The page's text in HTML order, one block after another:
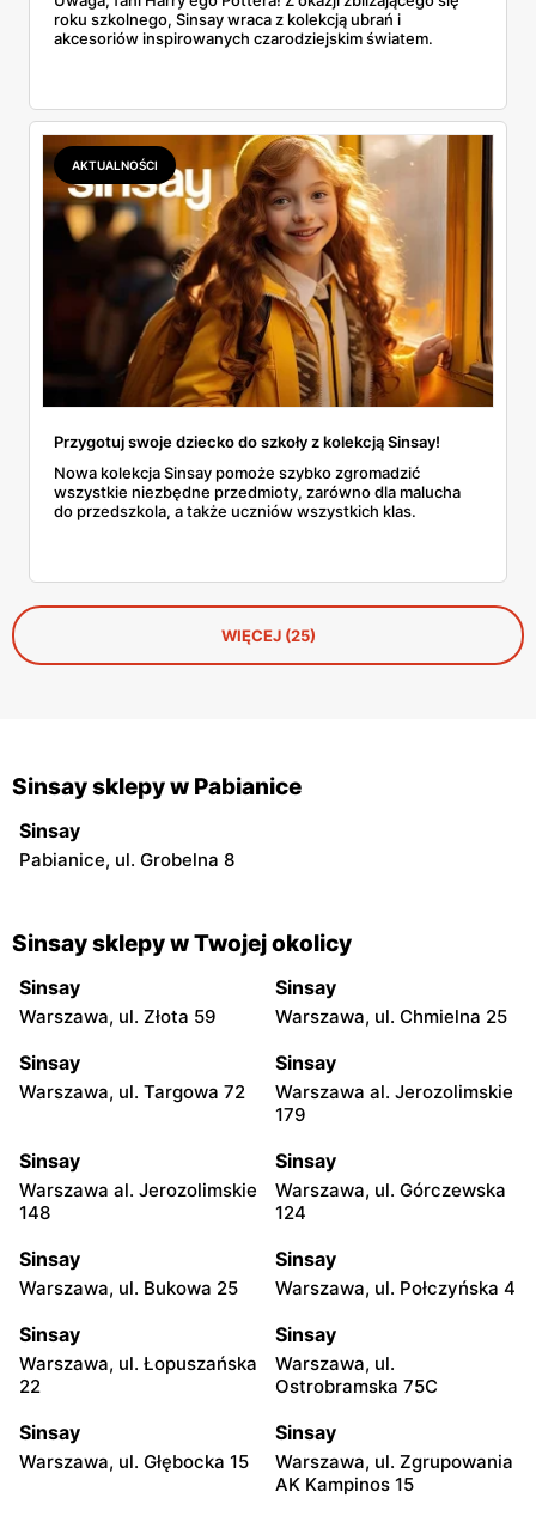
roku szkolnego, Sinsay wraca z kolekcją ubrań i
akcesoriów inspirowanych czarodziejskim światem.
AKTUALNOŚCI
Przygotuj swoje dziecko do szkoły z kolekcją Sinsay!
Nowa kolekcja Sinsay pomoże szybko zgromadzić
wszystkie niezbędne przedmioty, zarówno dla malucha
do przedszkola, a także uczniów wszystkich klas.
WIĘCEJ (25)
Sinsay sklepy w Pabianice
Sinsay
Pabianice, ul. Grobelna 8
Sinsay sklepy w Twojej okolicy
Sinsay
Warszawa, ul. Złota 59
Sinsay
Warszawa, ul. Chmielna 25
Sinsay
Warszawa, ul. Targowa 72
Sinsay
Warszawa al. Jerozolimskie
179
Sinsay
Warszawa al. Jerozolimskie
148
Sinsay
Warszawa, ul. Górczewska
124
Sinsay
Warszawa, ul. Bukowa 25
Sinsay
Warszawa, ul. Połczyńska 4
Sinsay
Warszawa, ul. Łopuszańska
22
Sinsay
Warszawa, ul.
Ostrobramska 75C
Sinsay
Warszawa, ul. Głębocka 15
Sinsay
Warszawa, ul. Zgrupowania
AK Kampinos 15